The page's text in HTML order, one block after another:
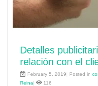
Detalles
relación con el
February 5, 2019| Posted in
Reina| 116